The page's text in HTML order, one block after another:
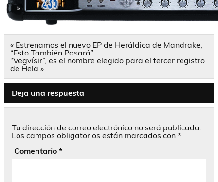
Navegación
de
entradas
« Estrenamos el nuevo EP de Heráldica de Mandrake,
“Esto También Pasará”
“Vegvísir”, es el nombre elegido para el tercer registro
de Hela »
Deja una respuesta
Tu dirección de correo electrónico no será publicada.
Los campos obligatorios están marcados con *
Comentario *